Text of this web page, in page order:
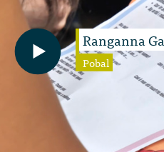
Ranganna
Pobal